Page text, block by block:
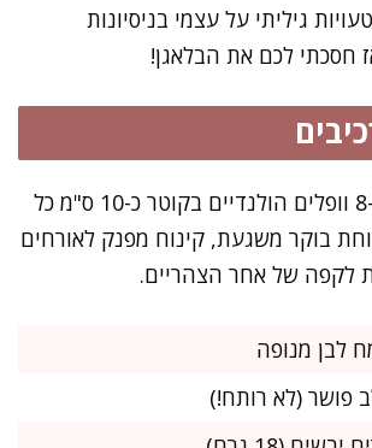
גיליתי על עצמי בניסיונות
חסכתי לכם את הבלאגן!
המתכון מתאים ל-8 וופלים הולנדיים בקוטר כ-10 ס"מ כל
בוקר משגעת, קינוח מפנק לאורחים
לקפה של אחר הצהריים.